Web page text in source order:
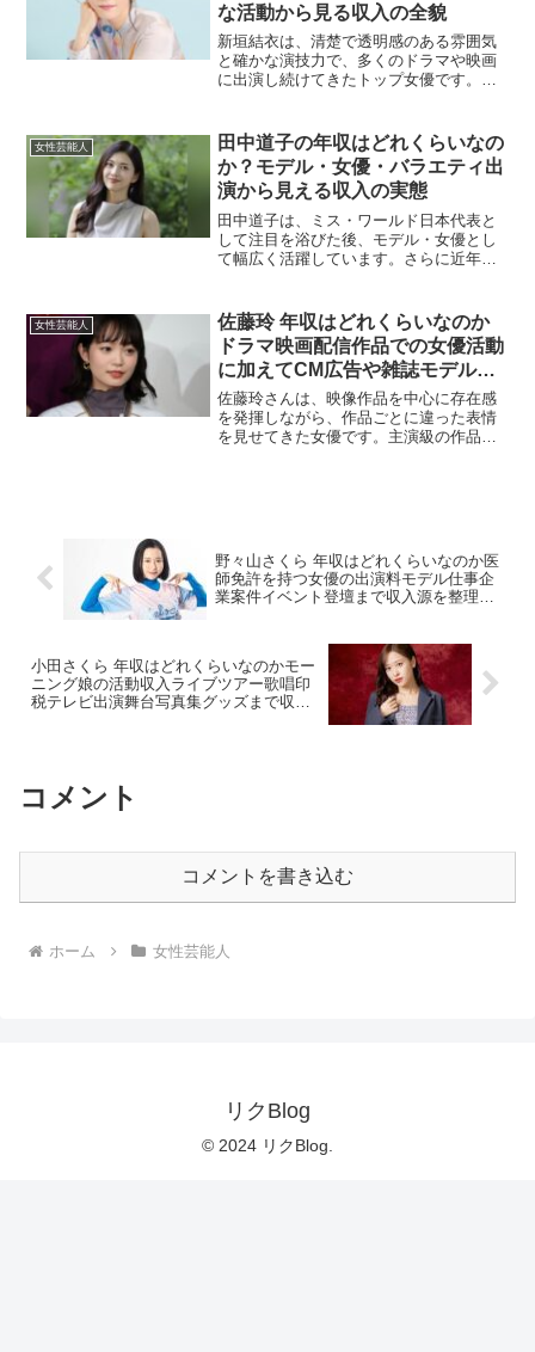
な活動から見る収入の全貌
新垣結衣は、清楚で透明感のある雰囲気
と確かな演技力で、多くのドラマや映画
に出演し続けてきたトップ女優です。さ
す。ここでは、新垣結衣の主な収入源と
推定年収について詳しく解...
女性芸能人
田中道子の年収はどれくらいなの
か？モデル・女優・バラエティ出
演から見える収入の実態
田中道子は、ミス・ワールド日本代表と
して注目を浴びた後、モデル・女優とし
て幅広く活躍しています。さらに近年で
す。そんな彼女の年収はどのように構成
されているのでしょうか。収...
女性芸能人
佐藤玲 年収はどれくらいなのか
ドラマ映画配信作品での女優活動
に加えてCM広告や雑誌モデル仕
事まで含めた収入事情から見える
推定年収を徹底解説した最新まと
め
佐藤玲さんは、映像作品を中心に存在感
を発揮しながら、作品ごとに違った表情
を見せてきた女優です。主演級の作品だ
野々山さくら 年収はどれくらいなのか医
師免許を持つ女優の出演料モデル仕事企
業案件イベント登壇まで収入源を整理し
小田さくら 年収はどれくらいなのかモー
ニング娘の活動収入ライブツアー歌唱印
税テレビ出演舞台写真集グッズまで収入
コメント
コメントを書き込む
ホーム 女性芸能人
リクBlog
© 2024 リクBlog.